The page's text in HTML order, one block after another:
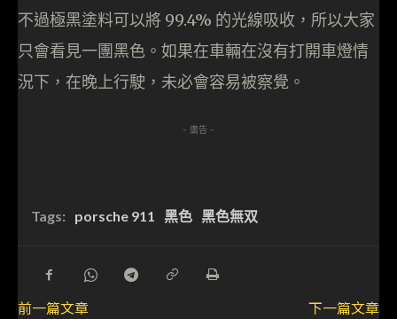
不過極黑塗料可以將 99.4% 的光線吸收，所以大家
只會看見一團黑色。如果在車輛在沒有打開車燈情
況下，在晚上行駛，未必會容易被察覺。
- 廣告 -
Tags: porsche 911 黑色 黑色無双
前一篇文章
下一篇文章